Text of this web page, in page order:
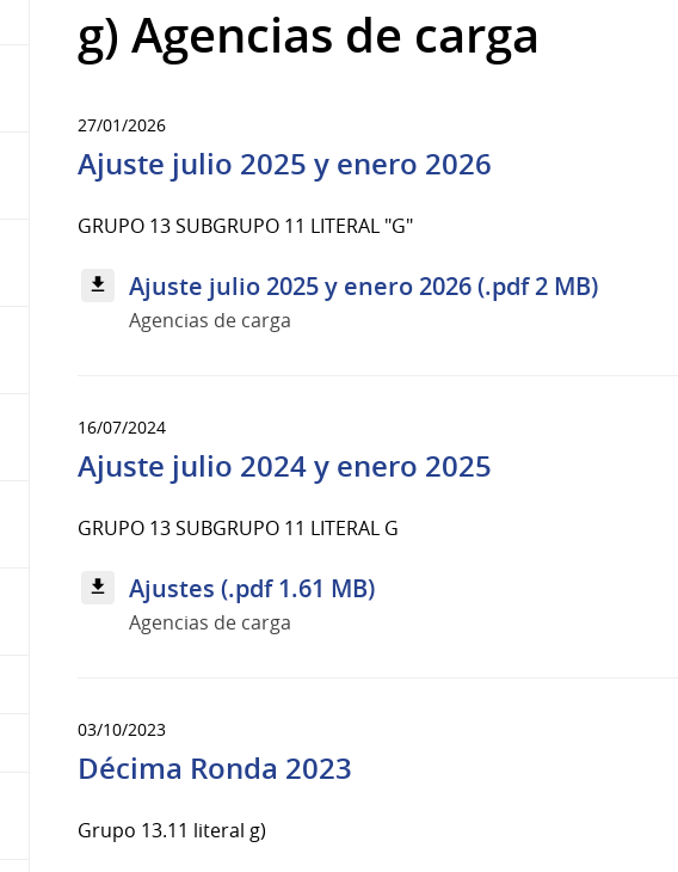
g) Agencias de carga
27/01/2026
Ajuste julio 2025 y enero 2026
GRUPO 13 SUBGRUPO 11 LITERAL "G"
Ajuste julio 2025 y enero 2026 (.pdf 2 MB)
Agencias de carga
16/07/2024
Ajuste julio 2024 y enero 2025
GRUPO 13 SUBGRUPO 11 LITERAL G
Ajustes (.pdf 1.61 MB)
Agencias de carga
03/10/2023
Décima Ronda 2023
Grupo 13.11 literal g)